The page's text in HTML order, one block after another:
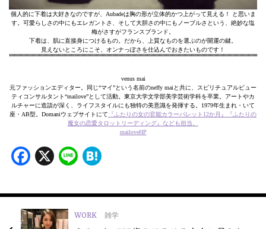
個人的に下着は大好きなのですが、Aubadeは胸の形が立体的かつ上がって見える！ と思いま
す。可愛らしさの中にもエレガントさ、そして大胆さの中にもノーブルさという、絶妙な塩
梅がさすがフランスブランド。
下着は、肌に直接身につけるもの。だから、上質なものを選ぶのが開運の鍵。
見えないところにこそ、オンナっぽさを仕込んでおきたいものです！
venus mai
元ファッションエディター。同じ“マイ”という名前のneffy maiと共に、スピリチュアルビュー
ティコンサルタント“mailove”として活動。東京大学文学部美学芸術学科を卒業。アートやカ
ルチャーに造詣が深く、ライフスタイルにも独特の美意識を発揮する。1979年生まれ・いて
座・AB型。Domaniウェブサイトにて 『ふたりの女の官能カラーパレット12か月』
『ふたりの
魔女の恋愛タロットリーディング』 なども担当。
mailoveHP
Facebook
X Line
WORK 雑学